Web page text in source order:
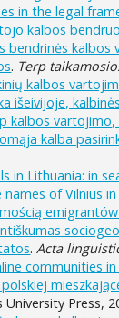
in the legal
kalbos
bendrinės kalbos
. Terp
kalbos
išeivijoje,
kalbos
kalba
in Lithuania: in
of Vilnius
. Acta
communities
University Press,